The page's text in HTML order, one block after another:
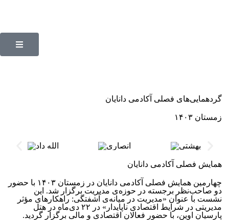
گردهمایی‌های فصلی آکادمی دانایان
زمستان ۱۴۰۳
همایش فصلی آکادمی دانایان
چهارمین همایش فصلی آکادمی دانایان در زمستان ۱۴۰۳ با حضور
دو صاحب‌نظر برجسته در حوزه‌ی مدیریت برگزار شد. این
نشست با عنوان «مدیریت در میانه‌ی آشفتگی: راهکارهای مؤثر
مدیریتی در شرایط اقتصادی ناپایدار» در ۲۲ دی‌ماه در هتل
پارسیان اوین، با حضور فعالان اقتصادی و مالی برگزار گردید.